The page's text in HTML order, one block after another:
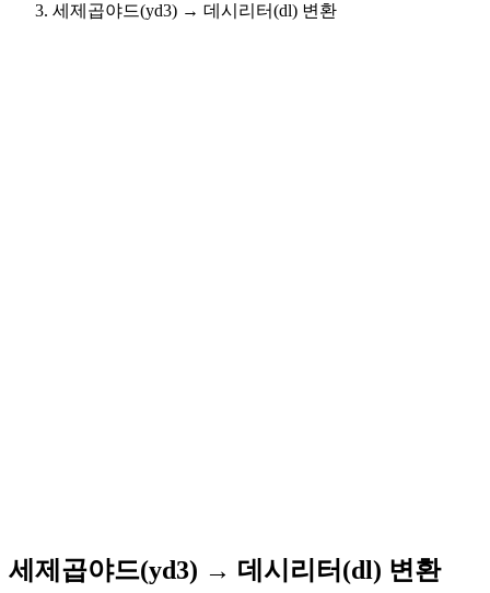
세제곱야드(yd3) → 데시리터(dl) 변환
세제곱야드(yd3) → 데시리터(dl) 변환